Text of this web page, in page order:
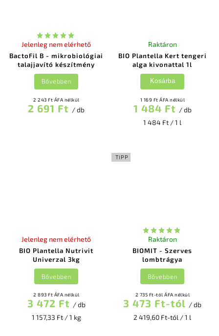
BactoFil B - mikrobiológiai
talajjavító készítmény
Jelenleg nem elérhető
2 243 Ft ÁFA nélkül
2 691 Ft / db
Bővebben
BIO Plantella Kert tengeri
alga kivonattal 1l
Raktáron
1 169 Ft ÁFA nélkül
1 484 Ft / db
1 484 Ft / 1 l
Kosárba
BIO Plantella Nutrivit
Univerzal 3kg
Jelenleg nem elérhető
2 893 Ft ÁFA nélkül
3 472 Ft / db
1 157,33 Ft / 1 kg
Bővebben
TIPP
BIOMIT - Szerves
lombtrágya
Raktáron
2 735 Ft-tól ÁFA nélkül
3 473 Ft-tól / db
2 419,60 Ft-tól / 1 l
Bővebben